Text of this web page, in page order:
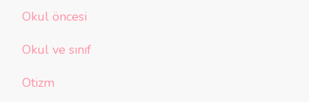
Okul öncesi
Okul ve sınıf
Otizm